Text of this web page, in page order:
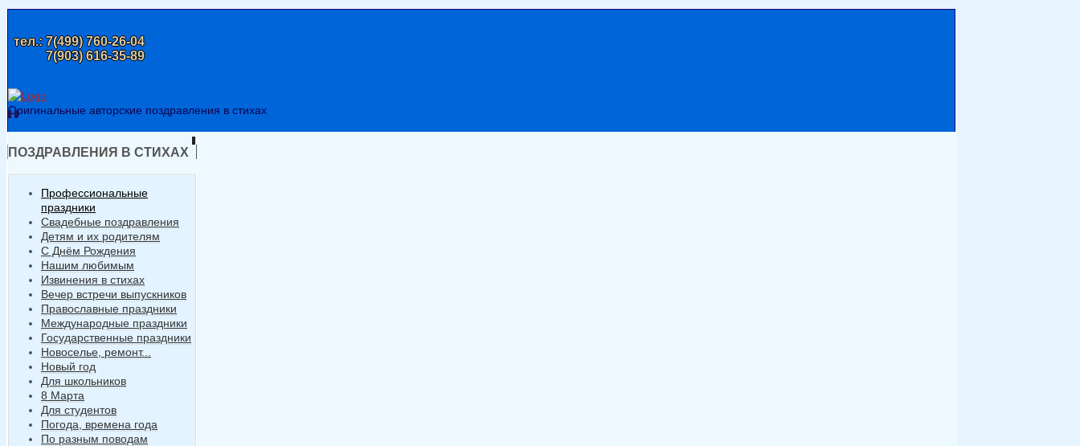
тел.:7(499) 760-26-04
7(903) 616-35-89
Оригинальные авторские поздравления в стихах
ПОЗДРАВЛЕНИЯ В СТИХАХ
Профессиональные
праздники
Свадебные поздравления
Детям и их родителям
С Днём Рождения
Нашим любимым
Извинения в стихах
Вечер встречи выпускников
Православные праздники
Международные праздники
Государственные праздники
Новоселье, ремонт...
Новый год
Для школьников
8 Марта
Для студентов
Погода, времена года
По разным поводам